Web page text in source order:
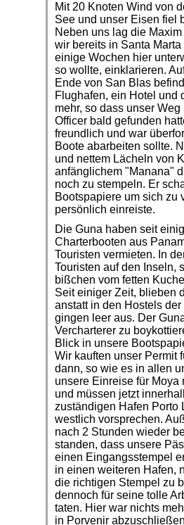
Mit 20 Knoten Wind von
See und unser Eisen fiel
Neben uns lag die
wir bereits in Santa
einige Wochen hier
so wollte, einklarieren.
Ende von San Blas
Flughafen, ein Hotel und
mehr, so dass unser
Officer bald gefunden
freundlich und war
Boote abarbeiten sollte.
und nettem Lächeln von
anfänglichem "Manana"
noch zu stempeln. Er
Bootspapiere um sich zu
persönlich einreiste.
Die Guna haben seit
Charterbooten aus
Touristen vermieten. In
Touristen auf den Inseln,
bißchen vom fetten
Seit einiger Zeit, blieben
anstatt in den Hostels
gingen leer aus. Der
Vercharterer zu
Blick in unsere
Wir kauften unser Permit
dann, so wie es in allen
unsere Einreise für
und müssen jetzt
zuständigen Hafen Porto
westlich vorsprechen.
nach 2 Stunden wieder
standen, dass unsere
einen Eingangsstempel
in einen weiteren Hafen,
die richtigen Stempel zu
dennoch für seine tolle
taten. Hier war nichts
in Porvenir